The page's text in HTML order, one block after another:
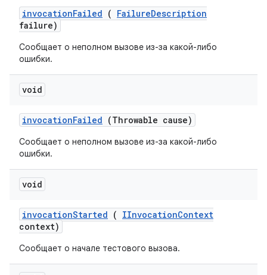
invocationFailed ( FailureDescription
failure)
Сообщает о неполном вызове из-за какой-либо
ошибки.
void
invocationFailed (Throwable cause)
Сообщает о неполном вызове из-за какой-либо
ошибки.
void
invocationStarted ( IInvocationContext
context)
Сообщает о начале тестового вызова.